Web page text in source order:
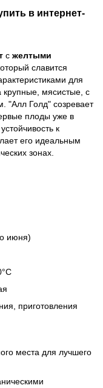
в интернет-
с желтыми
славится
для
крупные, мясистые, с
"Алл Голд" созревает
плоды уже в
к
его идеальным
зонах.
июня)
приготовления
места для лучшего